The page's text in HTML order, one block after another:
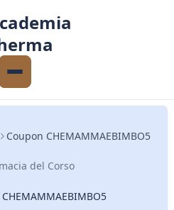
Coupon CHEMAMMAEBIMBO5
del Corso